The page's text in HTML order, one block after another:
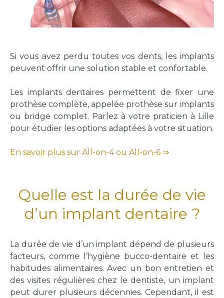
Si vous avez perdu toutes vos dents, les implants
peuvent offrir une solution stable et confortable.
Les implants dentaires permettent de fixer une
prothèse complète, appelée prothèse sur implants
ou bridge complet. Parlez à votre praticien à Lille
pour étudier les options adaptées à votre situation.
En savoir plus sur All-on-4 ou All-on-6 ⇒
Quelle est la durée de vie
d’un implant dentaire ?
La durée de vie d’un implant dépend de plusieurs
facteurs, comme l’hygiène bucco-dentaire et les
habitudes alimentaires. Avec un bon entretien et
des visites régulières chez le dentiste, un implant
peut durer plusieurs décennies. Cependant, il est